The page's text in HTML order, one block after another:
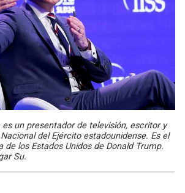
un presentador de televisión, escritor y
del Ejército estadounidense. Es el
de los Estados Unidos de Donald Trump.
Su.